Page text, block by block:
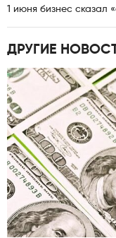
1 июня бизнес сказал
ДРУГИЕ